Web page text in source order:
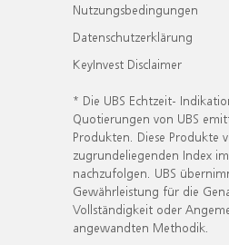
Nutzungsbedingungen
Datenschutzerklärung
KeyInvest Disclaimer
* Die UBS Echtzeit-
Quotierungen von UBS
Produkten. Diese Produkte
zugrundeliegenden Index
nachzufolgen. UBS
Gewährleistung für die
Vollständigkeit oder
angewandten Methodik.